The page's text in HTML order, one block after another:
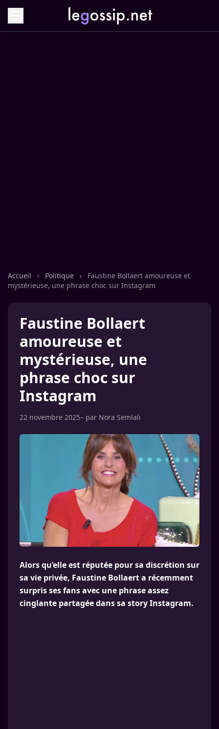
Accueil › Politique ›
Faustine Bollaert amoureuse et
mystérieuse, une phrase choc sur Instagram
Faustine Bollaert
amoureuse et
mystérieuse, une
phrase choc sur
Instagram
22 novembre 2025– par Nora Semlali
Alors qu’elle est réputée pour sa discrétion sur
sa vie privée, Faustine Bollaert a récemment
surpris ses fans avec une phrase assez
cinglante partagée dans sa story Instagram.